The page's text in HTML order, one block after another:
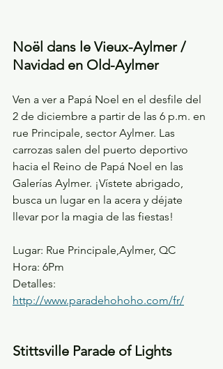
Noël dans le Vieux-Aylmer /
Navidad en Old-Aylmer
Ven a ver a Papá Noel en el desfile del
2 de diciembre a partir de las 6 p.m. en
rue Principale, sector Aylmer. Las
carrozas salen del puerto deportivo
hacia el Reino de Papá Noel en las
Galerías Aylmer. ¡Vístete abrigado,
busca un lugar en la acera y déjate
llevar por la magia de las fiestas!
Lugar: Rue Principale,Aylmer, QC
Hora: 6Pm
Detalles:
http://www.paradehohoho.com/fr/
Stittsville Parade of Lights